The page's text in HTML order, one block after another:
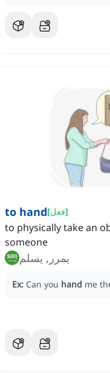
to hand[فعل]
to physically take an
someone
يمرر, يسلم
Ex: Can you hand me